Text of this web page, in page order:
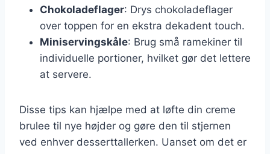
Chokoladeflager: Drys chokoladeflager
over toppen for en ekstra dekadent touch.
Miniservingskåle: Brug små ramekiner til
individuelle portioner, hvilket gør det lettere
at servere.
Disse tips kan hjælpe med at løfte din creme
brulee til nye højder og gøre den til stjernen
ved enhver desserttallerken. Uanset om det er